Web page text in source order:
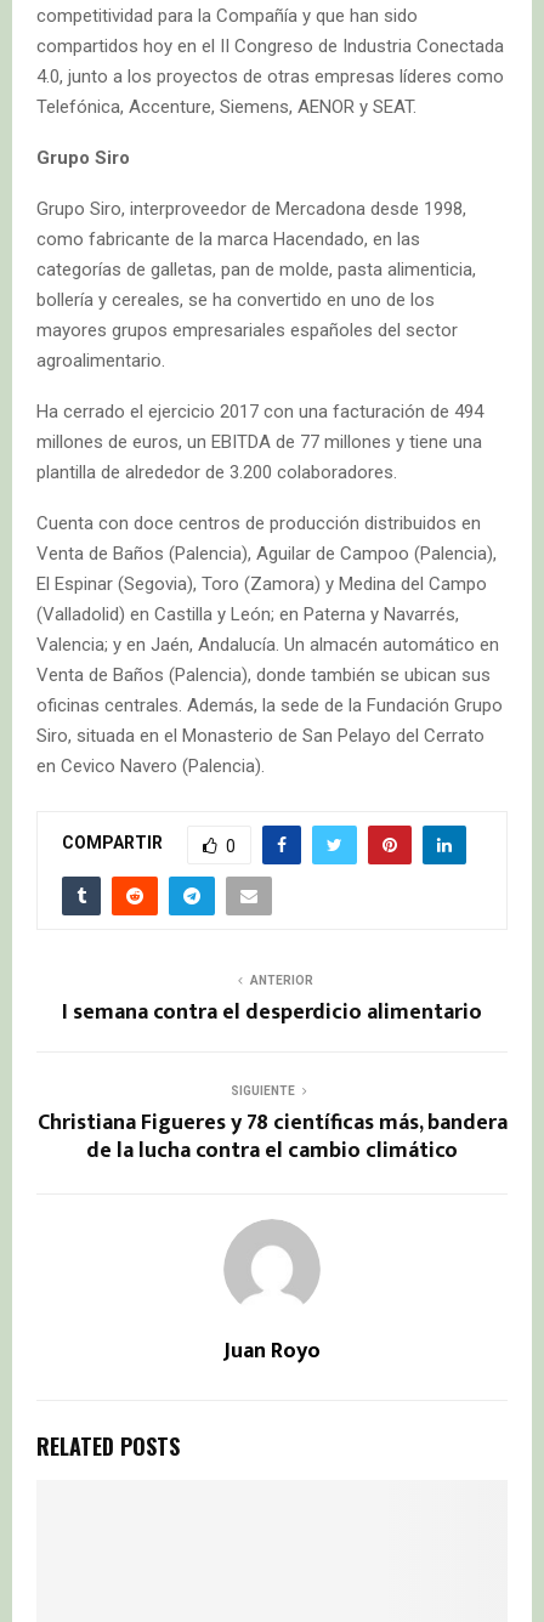
competitividad para la Compañía y que han sido
compartidos hoy en el II Congreso de Industria Conectada
4.0, junto a los proyectos de otras empresas líderes como
Telefónica, Accenture, Siemens, AENOR y SEAT.
Grupo Siro
Grupo Siro, interproveedor de Mercadona desde 1998,
como fabricante de la marca Hacendado, en las
categorías de galletas, pan de molde, pasta alimenticia,
bollería y cereales, se ha convertido en uno de los
mayores grupos empresariales españoles del sector
agroalimentario.
Ha cerrado el ejercicio 2017 con una facturación de 494
millones de euros, un EBITDA de 77 millones y tiene una
plantilla de alrededor de 3.200 colaboradores.
Cuenta con doce centros de producción distribuidos en
Venta de Baños (Palencia), Aguilar de Campoo (Palencia),
El Espinar (Segovia), Toro (Zamora) y Medina del Campo
(Valladolid) en Castilla y León; en Paterna y Navarrés,
Valencia; y en Jaén, Andalucía. Un almacén automático en
Venta de Baños (Palencia), donde también se ubican sus
oficinas centrales. Además, la sede de la Fundación Grupo
Siro, situada en el Monasterio de San Pelayo del Cerrato
en Cevico Navero (Palencia).
COMPARTIR 0
ANTERIOR
I semana contra el desperdicio alimentario
SIGUIENTE
Christiana Figueres y 78 científicas más, bandera
de la lucha contra el cambio climático
Juan Royo
RELATED POSTS